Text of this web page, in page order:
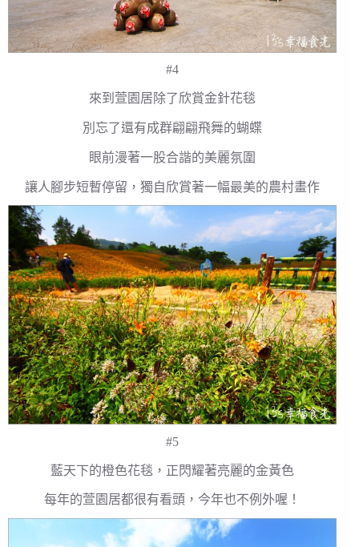
#4
來到萱園居除了欣賞金針花毯
別忘了還有成群翩翩飛舞的蝴蝶
眼前漫著一股合諧的美麗氛圍
讓人腳步短暫停留，獨自欣賞著一幅最美的農村畫作
#5
藍天下的橙色花毯，正閃耀著亮麗的金黃色
每年的萱園居都很有看頭，今年也不例外喔！